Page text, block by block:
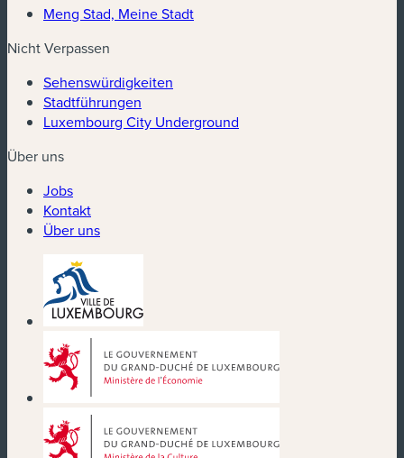
Meng Stad, Meine Stadt
Nicht Verpassen
Sehenswürdigkeiten
Stadtführungen
Luxembourg City Underground
Über uns
Jobs
Kontakt
Über uns